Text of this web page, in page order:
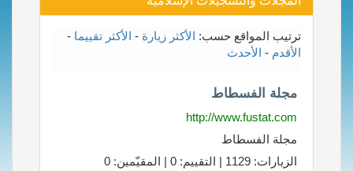
ترتيب المواقع حسب: الأكثر زيارة - الأكثر تقييما -
الأقدم - الأحدث
مجلة الفسطاط
http://www.fustat.com
مجلة الفسطاط
الزيارات: 1129 | التقييم: 0 | المقيّمين: 0